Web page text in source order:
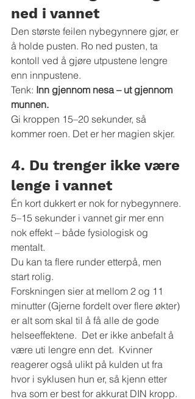
ned i vannet
Den største feilen nybegynnere gjør, er
å holde pusten. Ro ned pusten, ta
kontoll ved å gjøre utpustene lengre
enn innpustene.
Tenk: Inn gjennom nesa – ut gjennom
munnen.
Gi kroppen 15–20 sekunder, så
kommer roen. Det er her magien skjer.
4. Du trenger ikke være
lenge i vannet
Én kort dukkert er nok for nybegynnere.
5–15 sekunder i vannet gir mer enn
nok effekt – både fysiologisk og
mentalt.
Du kan ta flere runder etterpå, men
start rolig.
Forskningen sier at mellom 2 og 11
minutter (Gjerne fordelt over flere økter)
er alt som skal til å få alle de gode
helseeffektene.  Det er ikke anbefalt å
være uti lengre enn det.  Kvinner
reagerer også ulikt på kulden ut fra
hvor i syklusen hun er, så kjenn etter
hva som er best for akkurat DIN kropp.